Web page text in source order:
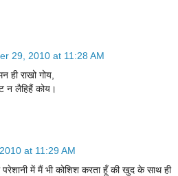
29, 2010 at 11:28 AM
ही राखो गोय,
न लैहिहैं कोय।
at 11:29 AM
परेशानी में मैं भी कोशिश करता हूँ की खुद के साथ ही